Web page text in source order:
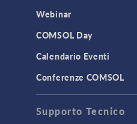
Webinar
COMSOL Day
Calendario Eventi
Conferenze COMSOL
Supporto Tecnico